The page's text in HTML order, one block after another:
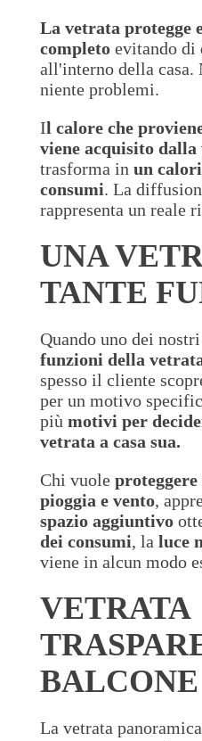
La vetrata protegge
completoevitando di
all'interno della casa.
niente problemi.
Il calore che
viene acquisito dalla
trasforma in un
consumi. La
rappresenta un reale
UNA
TANTE
Quando uno dei
funzioni della
spesso il cliente
per un motivo
più motivi per
vetrata a casa sua.
Chi vuole
pioggia e vento,
spazio aggiuntivo
dei consumi, la luce
viene in alcun modo
VETRATA
BALCONE
La vetrata